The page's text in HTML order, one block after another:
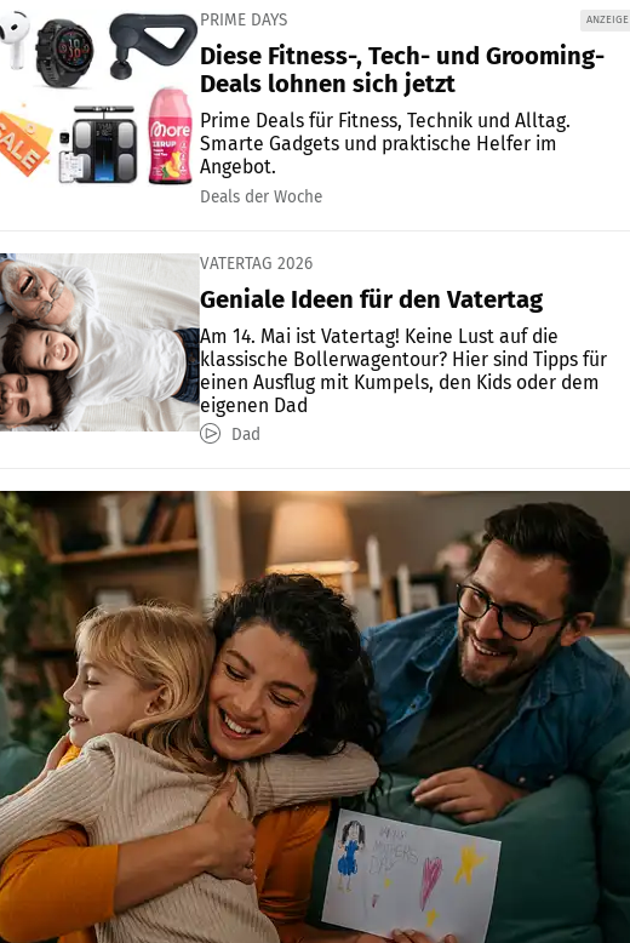
ANZEIGE
PRIME DAYS
Diese Fitness-, Tech- und Grooming-
Deals lohnen sich jetzt
Prime Deals für Fitness, Technik und Alltag.
Smarte Gadgets und praktische Helfer im
Angebot.
Deals der Woche
VATERTAG 2026
Geniale Ideen für den Vatertag
Am 14. Mai ist Vatertag! Keine Lust auf die
klassische Bollerwagentour? Hier sind Tipps für
einen Ausflug mit Kumpels, den Kids oder dem
eigenen Dad
Dad